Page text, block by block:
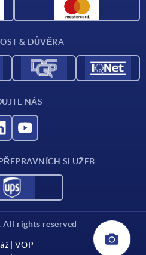
& DŮVĚRA
NÁS
SLUŽEB
All rights reserved
VOP